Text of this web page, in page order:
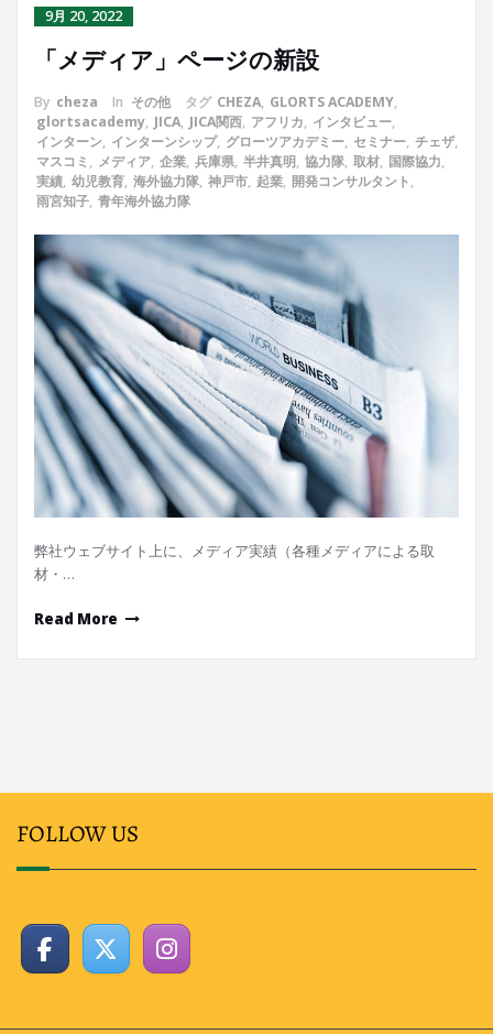
9月 20, 2022
「メディア」ページの新設
By cheza In その他 タグ CHEZA, GLORTS ACADEMY,
glortsacademy, JICA, JICA関西, アフリカ, インタビュー,
インターン, インターンシップ, グローツアカデミー, セミナー, チェザ,
マスコミ , メディア, 企業, 兵庫県, 半井真明, 協力隊, 取材, 国際協力,
実績, 幼児教育, 海外協力隊, 神戸市, 起業, 開発コンサルタント,
雨宮知子, 青年海外協力隊
弊社ウェブサイト上に、メディア実績（各種メディアによる取
材・…
Read More
FOLLOW US